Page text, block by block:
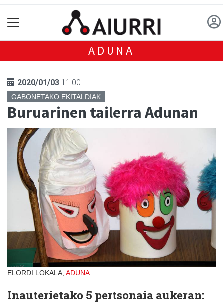
ADUNA
2020/01/03 11:00
GABONETAKO EKITALDIAK
Buruarinen tailerra Adunan
ELORDI LOKALA, ADUNA
Inauterietako 5 pertsonaia aukeran: